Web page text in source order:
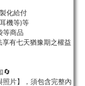
化給付
機等)等
等商品
有七天猶豫期之權益
🔄
片】，須包含完整內